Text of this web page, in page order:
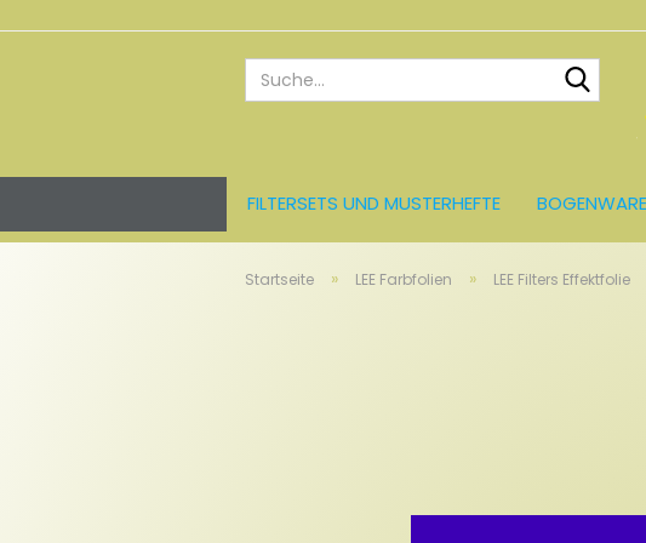
FILTERSETS UND MUSTERHEFTE
Startseite » LEE Farbfolien » LEE Filters Effektfolie